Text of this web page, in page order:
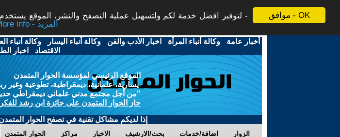
موافق - OK
لتوفير افضل خدمة لكم ولتسهيل عملية التصفح والنشر، الموقع
More info - المزيد
أخبار عامة -وكالة أنباء المرأة - اخبار الأدب والفن -وكالة أنباء اليسار -وكالة أنباء
الاقتصاد - اخبار
الموقع الرئيسي لمؤسسة الحوار المتمدن
يسارية، علمانية، ديمقراطية، تطوعية وغير
"من أجل مجتمع مدني علماني ديمقراطي حديث
حاز الحوار المتمدن على جائزة ابن رشد للفكر
إذا لديكم مشاكل تقنية في تصفح الحوار
الحوار المتمدن مراكز الاخبار بحث/الارشيف اضافة/خدمات الزوار